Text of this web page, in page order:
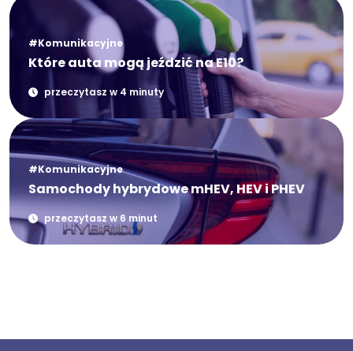
#Komunikacyjne
Które auta mogą jeździć na E10?
przeczytasz w 4 minuty
#Komunikacyjne
Samochody hybrydowe mHEV, HEV i PHEV
przeczytasz w 6 minut